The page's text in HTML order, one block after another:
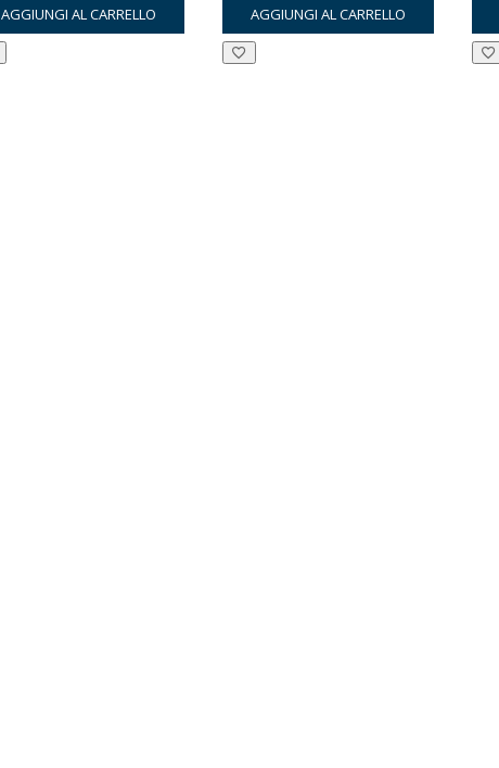
originaleattuale
AGGIUNGI AL CARRELLO
originaleattuale
AGGIUNGI AL CARRELLO